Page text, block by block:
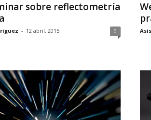
sobre reflectometría
- 12 abril, 2015 0